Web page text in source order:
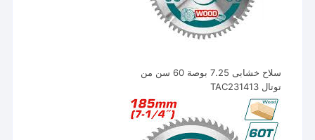
سلاح خشابى 7.25 بوصة 60 سن من
توتال TAC231413